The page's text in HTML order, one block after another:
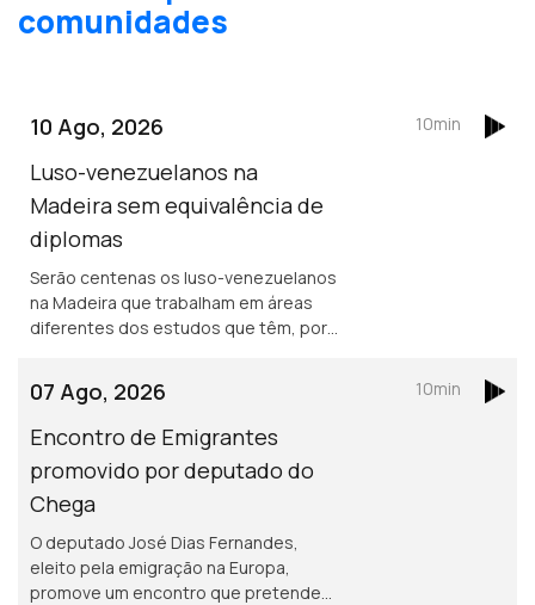
comunidades
10 Ago, 2026
Luso-venezuelanos na
Madeira sem equivalência de
diplomas
Serão centenas os luso-venezuelanos
na Madeira que trabalham em áreas
diferentes dos estudos que têm, por
10min
07 Ago, 2026
Encontro de Emigrantes
promovido por deputado do
Chega
O deputado José Dias Fernandes,
eleito pela emigração na Europa,
promove um encontro que pretende
10min